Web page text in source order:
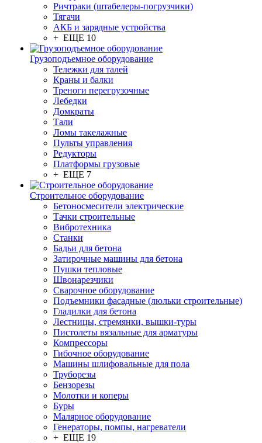
Ричтраки (штабелеры-погрузчики)
Тягачи
АКБ и зарядные устройства
+ ЕЩЕ 10
Грузоподъемное оборудование
Тележки для талей
Краны и балки
Треноги перегрузочные
Лебедки
Домкраты
Тали
Ломы такелажные
Пульты управления
Редукторы
Платформы грузовые
+ ЕЩЕ 7
Строительное оборудование
Бетоносмесители электрические
Тачки строительные
Вибротехника
Станки
Бадьи для бетона
Затирочные машины для бетона
Пушки тепловые
Швонарезчики
Сварочное оборудование
Подъемники фасадные (люльки строительные)
Гладилки для бетона
Лестницы, стремянки, вышки-туры
Пистолеты вязальные для арматуры
Компрессоры
Гибочное оборудование
Машины шлифовальные для пола
Труборезы
Бензорезы
Молотки и коперы
Буры
Малярное оборудование
Генераторы, помпы, нагреватели
+ ЕЩЕ 19